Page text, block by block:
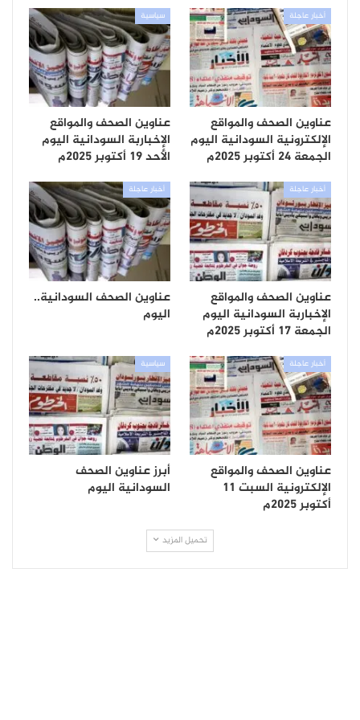
أخبار عاجلة
عناوين الصحف والمواقع
الإلكترونية السودانية اليوم
الجمعة 24 أكتوبر 2025م
سياسية
عناوين الصحف والمواقع
الإخباربة السودانية اليوم
الأحد 19 أكتوبر 2025م
أخبار عاجلة
عناوين الصحف والمواقع
الإخباربة السودانية اليوم
الجمعة 17 أكتوبر 2025م
أخبار عاجلة
عناوين الصحف السودانية..
اليوم
أخبار عاجلة
عناوين الصحف والمواقع
الإلكترونية السبت 11
أكتوبر 2025م
سياسية
أبرز عناوين الصحف
السودانية اليوم
تحميل المزيد